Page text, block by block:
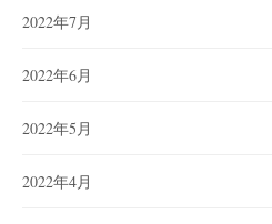
2022年7月
2022年6月
2022年5月
2022年4月